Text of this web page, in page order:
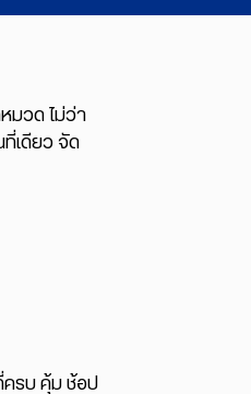
มวด ไม่ว่า
ที่เดียว จัด
ครบ คุ้ม ช้อป